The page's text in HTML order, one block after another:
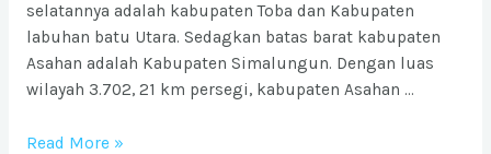
selatannya adalah kabupaten Toba dan Kabupaten
labuhan batu Utara. Sedagkan batas barat kabupaten
Asahan adalah Kabupaten Simalungun. Dengan luas
wilayah 3.702, 21 km persegi, kabupaten Asahan …
Ongkos
Read More »